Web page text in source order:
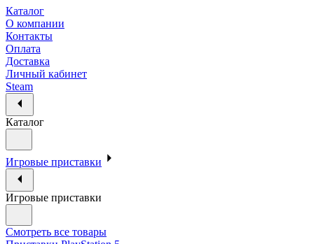
Каталог
О компании
Контакты
Оплата
Доставка
Личный кабинет
Steam
Каталог
Игровые приставки
Игровые приставки
Смотреть все товары